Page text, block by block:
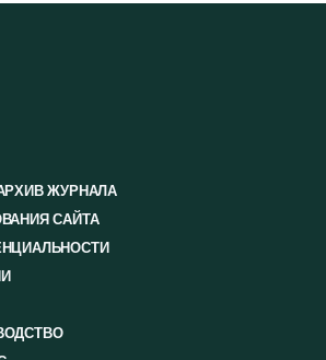
ЖУРНАЛА
САЙТА